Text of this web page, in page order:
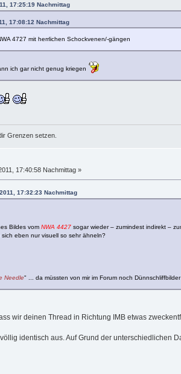
17:25:19 Nachmittag
17:08:12 Nachmittag
4727 mit herrlichen Schockvenen/-gängen
ich gar nicht genug kriegen
Grenzen setzen.
17:40:58 Nachmittag »
17:32:23 Nachmittag
Bildes vom NWA 4427sogar wieder – zumindest indirekt –
eben nur visuell so sehr ähneln?
Needle" ... da müssten von mir im Forum noch
wir deinen Thread in Richtung IMB etwas
identisch aus. Auf Grund der